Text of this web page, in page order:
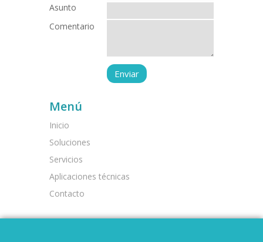
Asunto
Comentario
Menú
Inicio
Soluciones
Servicios
Aplicaciones técnicas
Contacto